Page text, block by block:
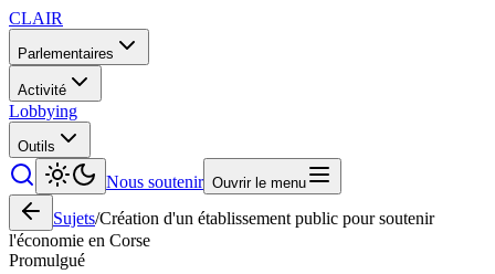
CLAIR
Parlementaires
Activité
Lobbying
Outils
Nous soutenir Ouvrir le menu
Sujets/Création d'un établissement public pour soutenir
l'économie en Corse
Promulgué